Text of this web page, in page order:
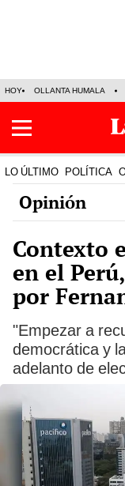
HOY OLLANTA HUMALA
LO ÚLTIMO POLÍTICA
Opinión
Contexto
en el
por
"Empezar a
democrática y
adelanto de